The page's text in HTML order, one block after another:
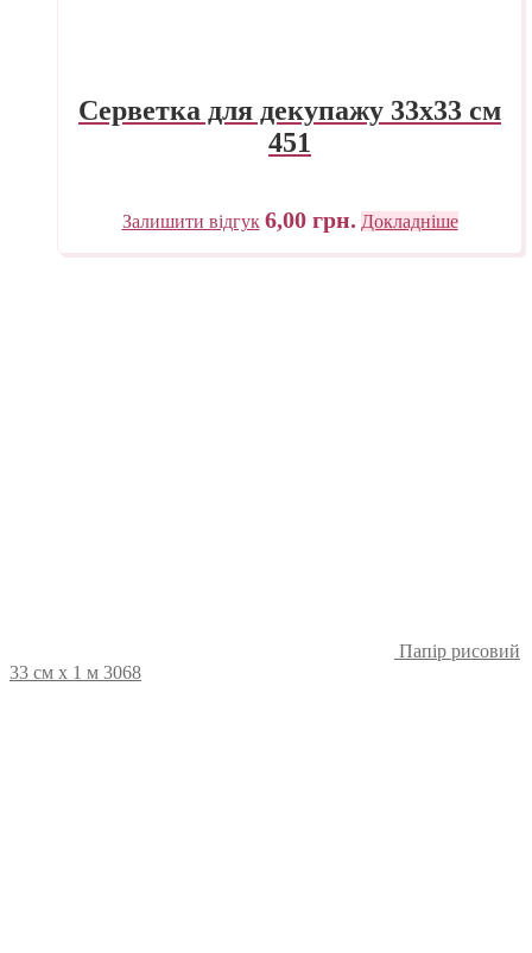
Серветка для декупажу 33х33 см
451
Залишити відгук 6,00 грн. Докладніше
Папір рисовий
33 см х 1 м 3068